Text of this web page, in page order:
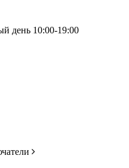
день 10:00-19:00